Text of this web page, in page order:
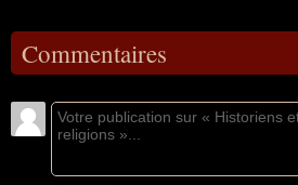
Commentaires